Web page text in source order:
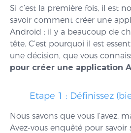
Si c’est la première fois, il est
savoir comment créer une
Android : il y a beaucoup de
tête. C’est pourquoi il est
une décision, que vous
pour créer une application
Etape 1 : Définissez
Nous savons que vous l’avez,
Avez-vous enquêté pour savoir